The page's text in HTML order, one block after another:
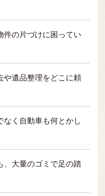
件の片づけに困ってい
や遺品整理をどこに頼
なく自動車も何とかし
、大量のゴミで足の踏